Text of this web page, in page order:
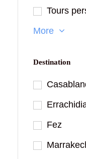
Tours
More
Destination
Fez